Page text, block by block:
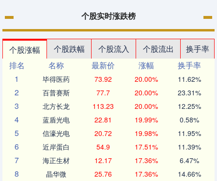
个股实时涨跌榜
个股涨幅 个股跌幅 个股流入 个股流出
换手率
排名
名称 最新价 涨幅
换手率
1
毕得医药 73.92 20.00% 11.62%
2 百普赛斯 77.7 20.00% 23.31%
3 北方长龙 113.23 20.00% 12.25%
4 蓝盾光电 22.81 19.99% 0.58%
5 信濠光电 20.72 19.98% 11.95%
6 近岸蛋白 54.9 17.51% 11.39%
7 海正生材 12.17 17.36% 6.47%
8 晶华微 25.76 17.36% 14.66%